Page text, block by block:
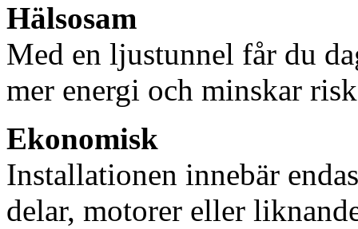
Hälsosam
Med en ljustunnel får du
mer energi och minskar
Ekonomisk
Installationen innebär
delar, motorer eller